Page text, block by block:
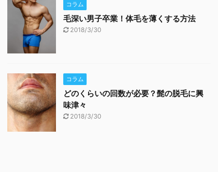
コラム
毛深い男子卒業！体毛を薄くする方法
2018/3/30
コラム
どのくらいの回数が必要？髭の脱毛に興
味津々
2018/3/30